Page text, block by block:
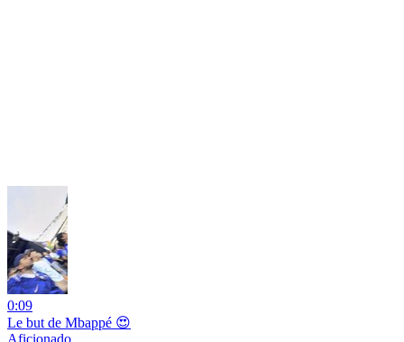
0:09
Le but de Mbappé 😍